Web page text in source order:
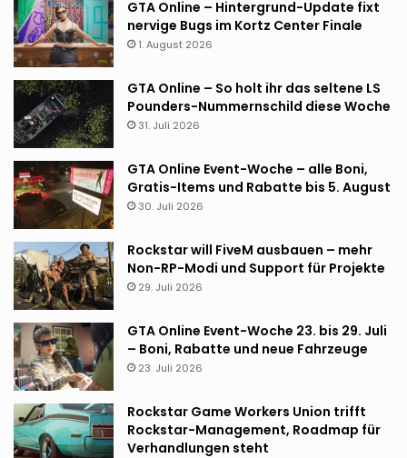
GTA Online – Hintergrund-Update fixt
nervige Bugs im Kortz Center Finale
1. August 2026
GTA Online – So holt ihr das seltene LS
Pounders-Nummernschild diese Woche
31. Juli 2026
GTA Online Event-Woche – alle Boni,
Gratis-Items und Rabatte bis 5. August
30. Juli 2026
Rockstar will FiveM ausbauen – mehr
Non-RP-Modi und Support für Projekte
29. Juli 2026
GTA Online Event-Woche 23. bis 29. Juli
– Boni, Rabatte und neue Fahrzeuge
23. Juli 2026
Rockstar Game Workers Union trifft
Rockstar-Management, Roadmap für
Verhandlungen steht